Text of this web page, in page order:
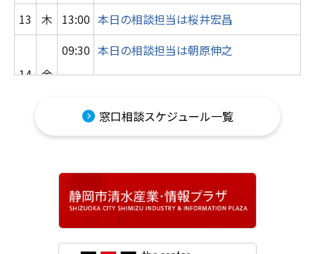
13
木 13:00 本日の相談担当は桜井宏昌
14 金
09:30 本日の相談担当は朝原伸之
13:00 【受付終了】本日の相談担当は大滝綾
土
13:00 本日の相談担当は大石幸輝
窓口相談スケジュール一覧